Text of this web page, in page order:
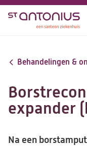
Overslaan
inhoud
Behandelingen &
expander
Na een